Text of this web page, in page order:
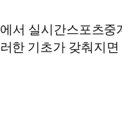
서 실시간스포츠
한 기초가 갖춰지